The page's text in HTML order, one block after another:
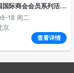
中
国国际商会会员系列活动——国别沙龙·吉尔吉斯斯坦专场经贸交流会
18 周二
京
查看详情